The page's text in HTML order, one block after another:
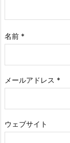
名前 *
メールアドレス *
ウェブサイト